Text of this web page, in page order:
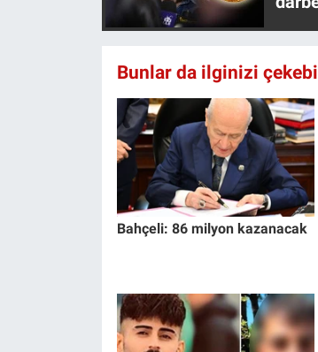
Bunlar da ilginizi
Bahçeli: 86 milyon kazanacak